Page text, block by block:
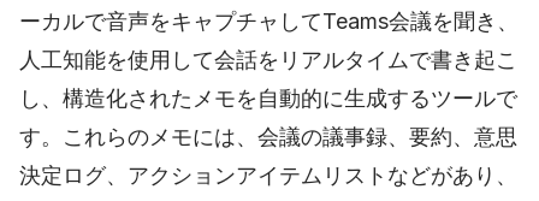
ーカルで音声をキャプチャしてTeams会議を聞き、
人工知能を使用して会話をリアルタイムで書き起こ
し、構造化されたメモを自動的に生成するツールで
す。これらのメモには、会議の議事録、要約、意思
決定ログ、アクションアイテムリストなどがあり、